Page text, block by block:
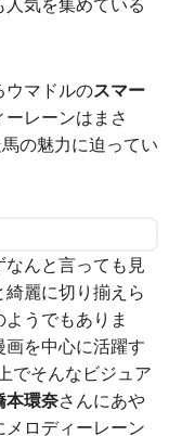
ウマドルのスマー
レーンはまさ
の魅力に迫ってい
んと言っても見
麗に切り揃えら
うでもありま
を中心に活躍す
でそんなビジュア
本環奈さんにあや
ロディーレーン